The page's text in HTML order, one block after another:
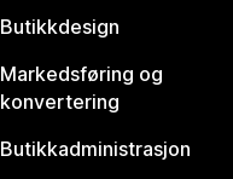
Butikkdesign
Markedsføring og
konvertering
Butikkadministrasjon